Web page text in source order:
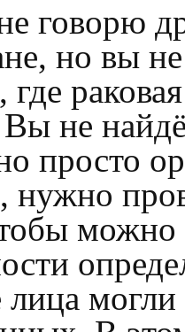
говорю
но вы
где
Вы не
просто
нужно
можно
могли